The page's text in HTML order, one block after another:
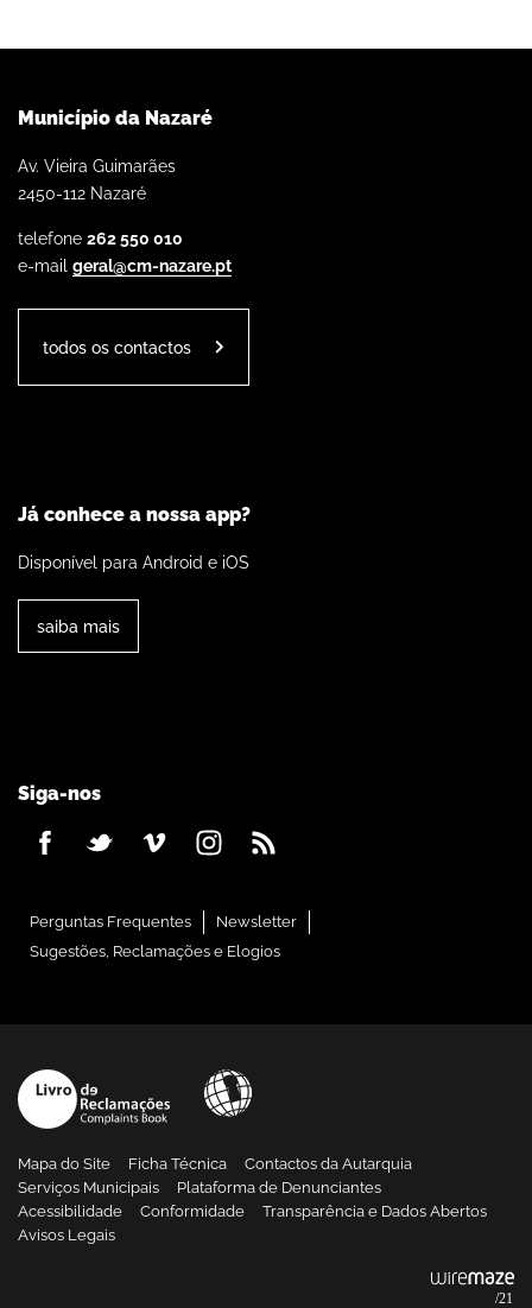
Município da Nazaré
Av. Vieira Guimarães
2450-112 Nazaré
telefone 262 550 010
e-mail geral@cm-nazare.pt
todos os contactos
Já conhece a nossa app?
Disponível para Android e iOS
saiba mais
Siga-nos
Perguntas Frequentes
Newsletter
Sugestões, Reclamações e Elogios
Mapa do Site Ficha Técnica
Contactos da Autarquia
Serviços Municipais
Plataforma de Denunciantes
Acessibilidade
Conformidade
Transparência e Dados Abertos
Avisos Legais